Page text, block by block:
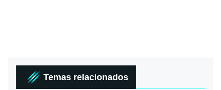
Temas relacionados